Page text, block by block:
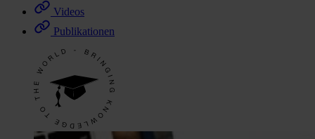
Videos
Publikationen